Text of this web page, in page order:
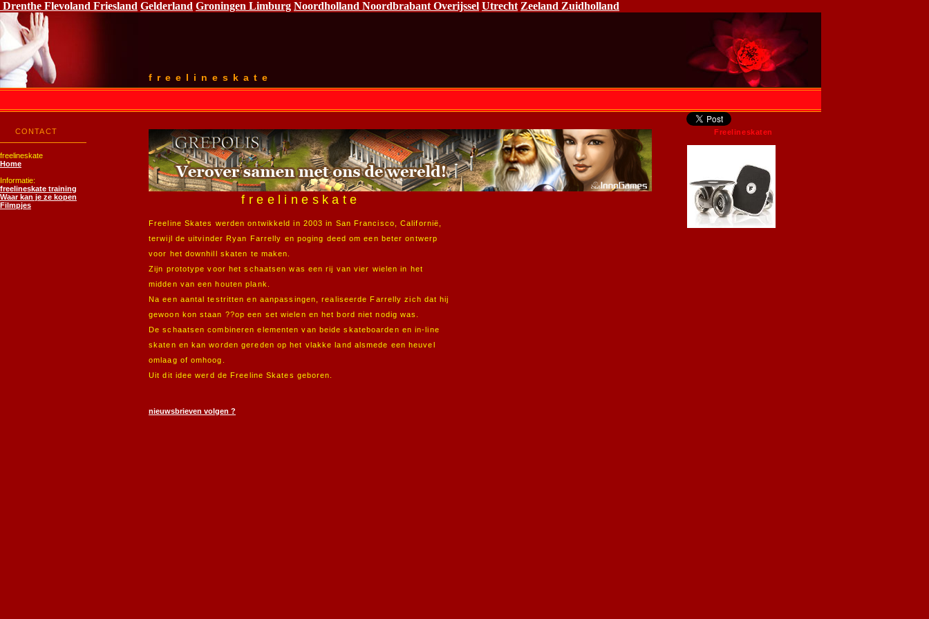
Drenthe Flevoland Friesland Gelderland Groningen Limburg Noordholland Noordbrabant Overijssel Utrecht Zeeland Zuidholland
freelineskate
CONTACT
freelineskate
Home
Informatie:
freelineskate training
Waar kan je ze kopen
Filmpjes
freelineskate
Freeline Skates werden ontwikkeld in 2003 in San Francisco, Californië,
terwijl de uitvinder Ryan Farrelly en poging deed om een beter ontwerp
voor het downhill skaten te maken.
Zijn prototype voor het schaatsen was een rij van vier wielen in het
midden van een houten plank.
Na een aantal testritten en aanpassingen, realiseerde Farrelly zich dat hij
gewoon kon staan ??op een set wielen en het bord niet nodig was.
De schaatsen combineren elementen van beide skateboarden en in-line
skaten en kan worden gereden op het vlakke land alsmede een heuvel
omlaag of omhoog.
Uit dit idee werd de Freeline Skates geboren.
Freelineskaten
nieuwsbrieven volgen ?